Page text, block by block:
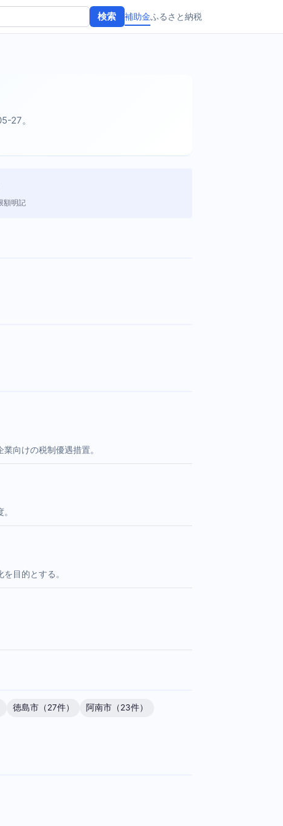
検索 補助金ふるさと納税
27。
額明記
向けの税制優遇措置。
目的とする。
徳島市（27件）
阿南市（23件）